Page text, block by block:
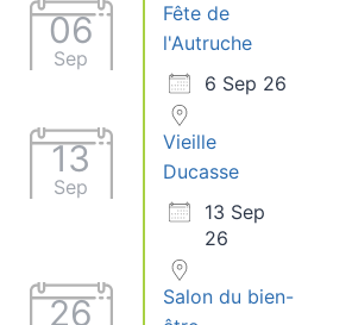
06
Sep
Fête de
l'Autruche
6 Sep 26
13
Sep
Vieille
Ducasse
13 Sep
26
26
Salon du bien-